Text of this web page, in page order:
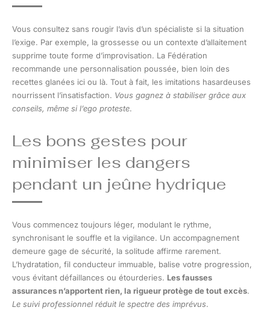
Vous consultez sans rougir l’avis d’un spécialiste si la situation
l’exige. Par exemple, la grossesse ou un contexte d’allaitement
supprime toute forme d’improvisation. La Fédération
recommande une personnalisation poussée, bien loin des
recettes glanées ici ou là. Tout à fait, les imitations hasardeuses
nourrissent l’insatisfaction. Vous gagnez à stabiliser grâce aux
conseils, même si l’ego proteste.
Les bons gestes pour
minimiser les dangers
pendant un jeûne hydrique
Vous commencez toujours léger, modulant le rythme,
synchronisant le souffle et la vigilance. Un accompagnement
demeure gage de sécurité, la solitude affirme rarement.
L’hydratation, fil conducteur immuable, balise votre progression,
vous évitant défaillances ou étourderies. Les fausses
assurances n’apportent rien, la rigueur protège de tout excès.
Le suivi professionnel réduit le spectre des imprévus.